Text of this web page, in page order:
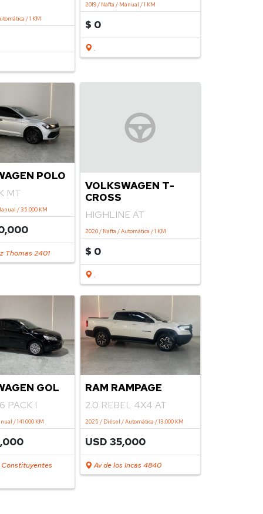
/ 1 KM
2019 / Nafta / Manual / 1 KM
$ 0
.
POLO
MT
/ 35.000 KM
Thomas 2401
VOLKSWAGEN T-
CROSS
HIGHLINE AT
2020 / Nafta / Automática / 1 KM
$ 0
.
GOL
PACK I
/ 141.000 KM
Constituyentes
RAM RAMPAGE
2.0 REBEL 4X4 AT
2025 / Diésel / Automática / 13.000 KM
USD 35,000
Av de los Incas 4840